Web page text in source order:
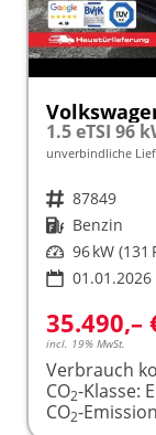
1.5 eTSI 96
unverbindliche
Fahrzeugnr. 87849
Kraftstoff Benzin
Leistung 96 kW (131
01.01.2026
35.490,–
incl. 19% MwSt.
Verbrauch
CO2-Klasse: E
CO2-